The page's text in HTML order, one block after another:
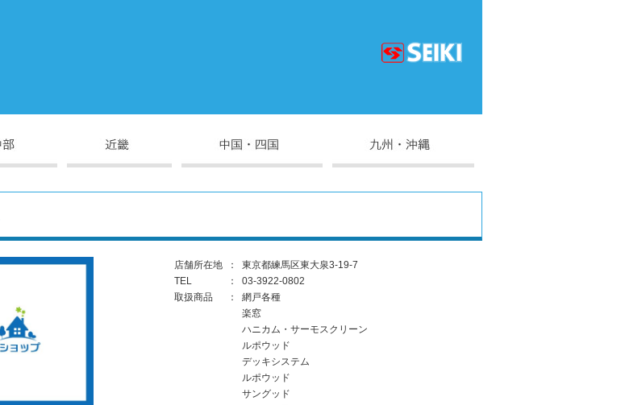
店舗所在地 ：
東京都練馬区東大泉3-19-7
TEL
：
03-3922-0802
取扱商品
：
網戸各種
楽窓
ハニカム・サーモスクリーン
ルポウッド
デッキシステム
ルポウッド
サングッド